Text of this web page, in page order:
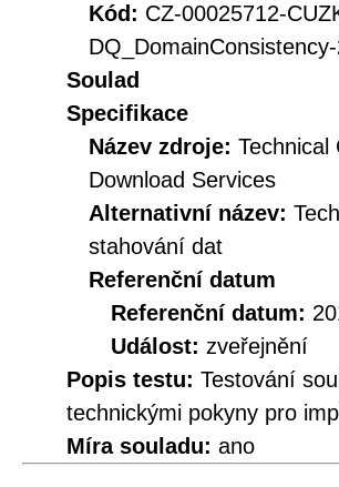
Kód: CZ-00025712-
Soulad
Specifikace
Název zdroje: Technical
Download Services
Alternativní název:
stahování dat
Referenční datum
Referenční datum:
Událost: zveřejnění
Popis testu: Testování
technickými pokyny pro
Míra souladu: ano